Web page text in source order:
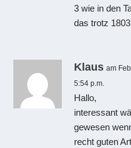
3 wie in den
das trotz
Klaus am
5:54 p.m.
Hallo,
interessant
gewesen
recht guten